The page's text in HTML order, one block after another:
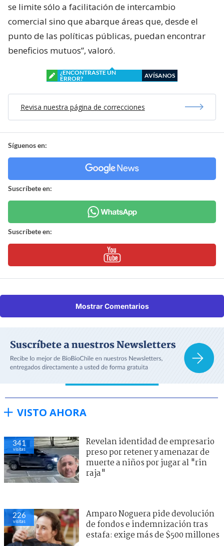
se limite sólo a facilitación de intercambio
comercial sino que abarque áreas que, desde el
punto de las políticas públicas, puedan encontrar
beneficios mutuos”, valoró.
¿ENCONTRASTE UN
ERROR?
AVÍSANOS
Revisa nuestra página de correcciones
Síguenos en:
Suscríbete en:
Suscríbete en:
Mostrar Comentarios
VISTO AHORA
341
visitas
Revelan identidad de empresario
preso por retener y amenazar de
muerte a niños por jugar al "rin
raja"
226
visitas
Amparo Noguera pide devolución
de fondos e indemnización tras
estafa: exige más de $500 millones